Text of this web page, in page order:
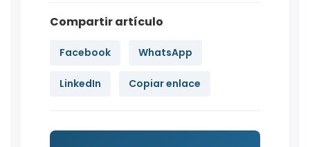
Compartir artículo
Facebook WhatsApp
LinkedIn Copiar enlace